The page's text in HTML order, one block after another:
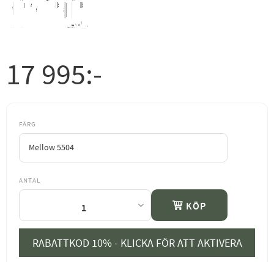
17 995:-
FÄRG
ANTAL
KÖP
RABATTKOD 10% - KLICKA FÖR ATT AKTIVERA